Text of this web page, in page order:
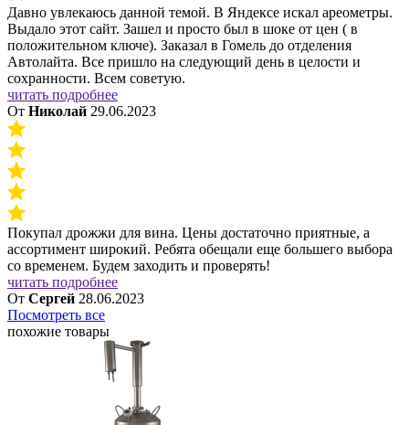
Давно увлекаюсь данной темой. В Яндексе искал ареометры.
Выдало этот сайт. Зашел и просто был в шоке от цен ( в
положительном ключе). Заказал в Гомель до отделения
Автолайта. Все пришло на следующий день в целости и
сохранности. Всем советую.
читать подробнее
От Николай 29.06.2023
Покупал дрожжи для вина. Цены достаточно приятные, а
ассортимент широкий. Ребята обещали еще большего выбора
со временем. Будем заходить и проверять!
читать подробнее
От Сергей 28.06.2023
Посмотреть все
похожие товары